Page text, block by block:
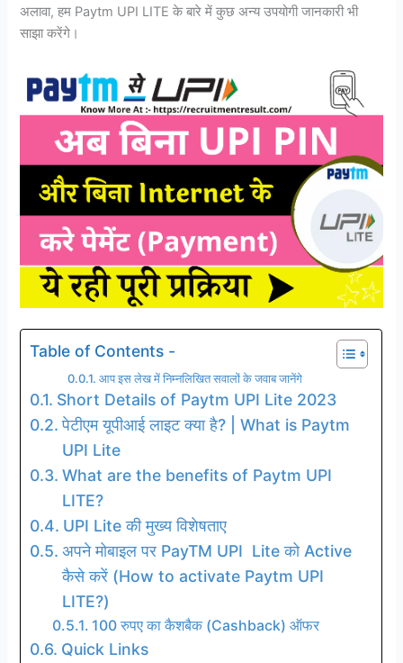
अलावा, हम Paytm UPI LITE के बारे में कुछ अन्य उपयोगी जानकारी भी
साझा करेंगे।
Table of Contents -
आप इस लेख में निम्नलिखित सवालों के जवाब जानेंगे
Short Details of Paytm UPI Lite 2023
पेटीएम यूपीआई लाइट क्या है? | What is Paytm
UPI Lite
What are the benefits of Paytm UPI
LITE?
UPI Lite की मुख्य विशेषताए
अपने मोबाइल पर PayTM UPI Lite को Active
कैसे करें (How to activate Paytm UPI
LITE?)
100 रुपए का कैशबैक (Cashback) ऑफर
Quick Links